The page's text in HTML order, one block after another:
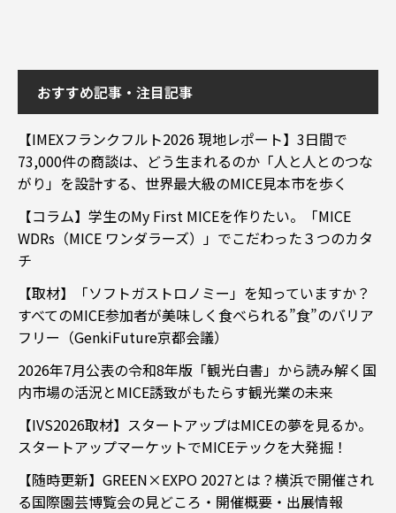
おすすめ記事・注目記事
【IMEXフランクフルト2026 現地レポート】3日間で
73,000件の商談は、どう生まれるのか「人と人とのつな
がり」を設計する、世界最大級のMICE見本市を歩く
【コラム】学生のMy First MICEを作りたい。「MICE
WDRs（MICE ワンダラーズ）」でこだわった３つのカタ
チ
【取材】「ソフトガストロノミー」を知っていますか？
すべてのMICE参加者が美味しく食べられる”食”のバリア
フリー（GenkiFuture京都会議）
2026年7月公表の令和8年版「観光白書」から読み解く国
内市場の活況とMICE誘致がもたらす観光業の未来
【IVS2026取材】スタートアップはMICEの夢を見るか。
スタートアップマーケットでMICEテックを大発掘！
【随時更新】GREEN×EXPO 2027とは？横浜で開催され
る国際園芸博覧会の見どころ・開催概要・出展情報